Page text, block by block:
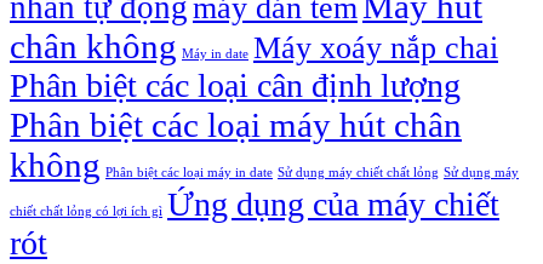
nhãn tự độngmáy dán tem
chân không Máy in date Máy xoáy nắp chai
Phân biệt các loại cân định lượng
Phân biệt các loại máy hút chân
không Phân biệt các loại máy in date Sử dụng máy chiết chất lỏng Sử dụng máy
chiết chất lỏng có lợi ích gì Ứng dụng của máy chiết
rót